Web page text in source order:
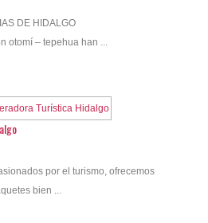
DE HIDALGO
otomí – tepehua han ...
por el turismo, ofrecemos
bien ...